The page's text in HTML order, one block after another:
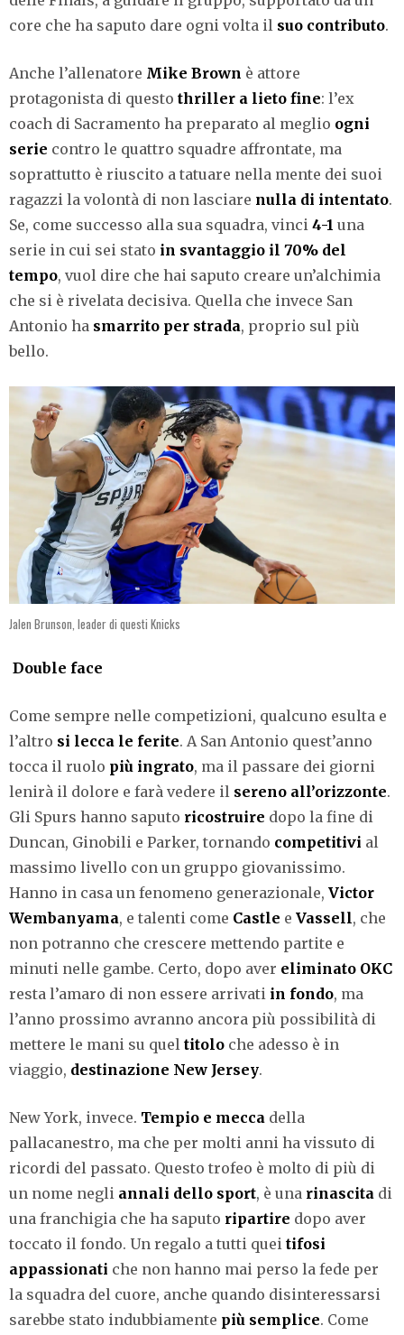
core che ha saputo dare ogni volta il suo contributo.
Anche l’allenatore Mike Brown è attore
protagonista di questo thriller a lieto fine: l’ex
coach di Sacramento ha preparato al meglio ogni
serie contro le quattro squadre affrontate, ma
soprattutto è riuscito a tatuare nella mente dei suoi
ragazzi la volontà di non lasciare nulla di intentato.
Se, come successo alla sua squadra, vinci 4-1 una
serie in cui sei stato in svantaggio il 70% del
tempo, vuol dire che hai saputo creare un’alchimia
che si è rivelata decisiva. Quella che invece San
Antonio ha smarrito per strada, proprio sul più
bello.
Jalen Brunson, leader di questi Knicks
Double face
Come sempre nelle competizioni, qualcuno esulta e
l’altro si lecca le ferite. A San Antonio quest’anno
tocca il ruolo più ingrato, ma il passare dei giorni
lenirà il dolore e farà vedere il sereno all’orizzonte.
Gli Spurs hanno saputo ricostruire dopo la fine di
Duncan, Ginobili e Parker, tornando competitivi al
massimo livello con un gruppo giovanissimo.
Hanno in casa un fenomeno generazionale, Victor
Wembanyama, e talenti come Castle e Vassell, che
non potranno che crescere mettendo partite e
minuti nelle gambe. Certo, dopo aver eliminato OKC
resta l’amaro di non essere arrivati in fondo, ma
l’anno prossimo avranno ancora più possibilità di
mettere le mani su quel titolo che adesso è in
viaggio, destinazione New Jersey.
New York, invece. Tempio e mecca della
pallacanestro, ma che per molti anni ha vissuto di
ricordi del passato. Questo trofeo è molto di più di
un nome negli annali dello sport, è una rinascita di
una franchigia che ha saputo ripartire dopo aver
toccato il fondo. Un regalo a tutti quei tifosi
appassionati che non hanno mai perso la fede per
la squadra del cuore, anche quando disinteressarsi
sarebbe stato indubbiamente più semplice. Come